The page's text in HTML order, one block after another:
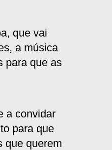
que vai
a música
para que as
a convidar
para que
que querem